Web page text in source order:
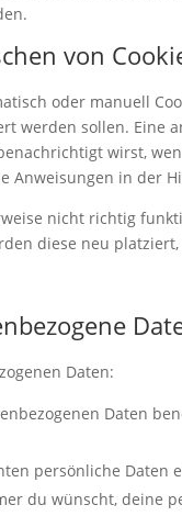
von
oder manuell
werden sollen. Eine
wirst,
in der
nicht richtig
diese neu
Daten:
Daten
persönliche Daten
du wünscht, deine